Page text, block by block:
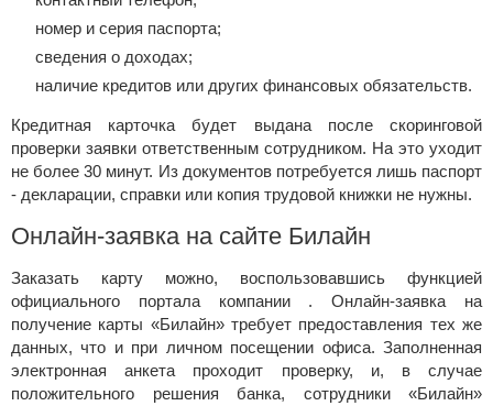
номер и серия паспорта;
сведения о доходах;
наличие кредитов или других финансовых обязательств.
Кредитная карточка будет выдана после скоринговой
проверки заявки ответственным сотрудником. На это уходит
не более 30 минут. Из документов потребуется лишь паспорт
- декларации, справки или копия трудовой книжки не нужны.
Онлайн-заявка на сайте Билайн
Заказать карту можно, воспользовавшись функцией
официального портала компании . Онлайн-заявка на
получение карты «Билайн» требует предоставления тех же
данных, что и при личном посещении офиса. Заполненная
электронная анкета проходит проверку, и, в случае
положительного решения банка, сотрудники «Билайн»